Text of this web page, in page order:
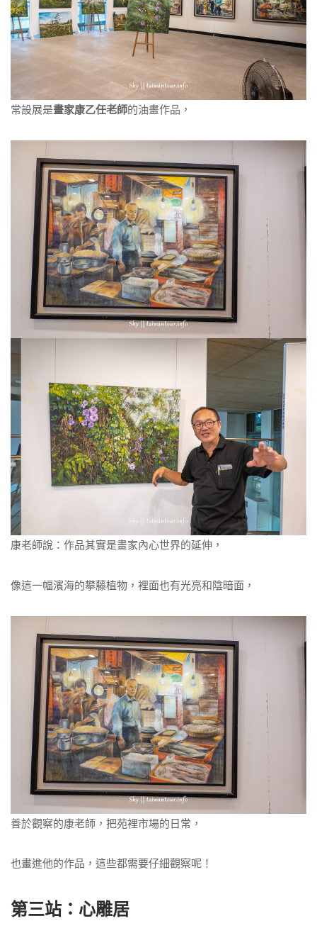
常設展是畫家康乙任老師的油畫作品，
康老師說：作品其實是畫家內心世界的延伸，
像這一幅濱海的攀藤植物，裡面也有光亮和陰暗面，
善於觀察的康老師，把苑裡市場的日常，
也畫進他的作品，這些都需要仔細觀察呢！
第三站：心雕居